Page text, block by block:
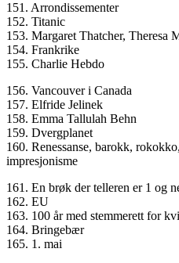
151. Arrondissementer
152. Titanic
153. Margaret Thatcher, Theresa
154. Frankrike
155. Charlie Hebdo
156. Vancouver i Canada
157. Elfride Jelinek
158. Emma Tallulah Behn
159. Dvergplanet
160. Renessanse, barokk,
impresjonisme
161. En brøk der telleren er 1 og
162. EU
163. 100 år med stemmerett for
164. Bringebær
165. 1. mai